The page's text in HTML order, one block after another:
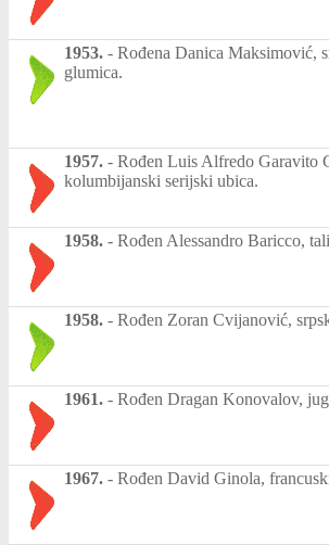
1953. - Rođena Danica Maksimović,
glumica.
1957. - Rođen Luis Alfredo Garavito
kolumbijanski serijski ubica.
1958. - Rođen Alessandro Baricco,
1958. - Rođen Zoran Cvijanović,
1961. - Rođen Dragan Konovalov,
1967. - Rođen David Ginola,